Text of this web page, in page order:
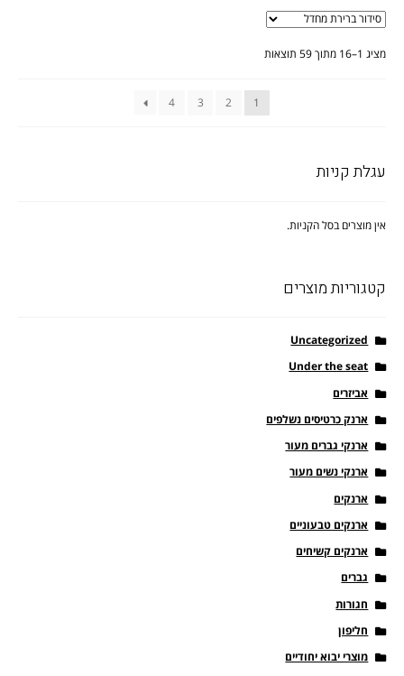
מציג 1–16 מתוך 59 תוצאות
1
2
3
4
עגלת קניות
אין מוצרים בסל הקניות.
קטגוריות מוצרים
Uncategorized
Under the seat
אביזרים
ארנק כרטיסים נשלפים
ארנקי גברים מעור
ארנקי נשים מעור
ארנקים
ארנקים טבעוניים
ארנקים קשיחים
גברים
חגורות
חליפון
מוצרי יבוא יחודיים